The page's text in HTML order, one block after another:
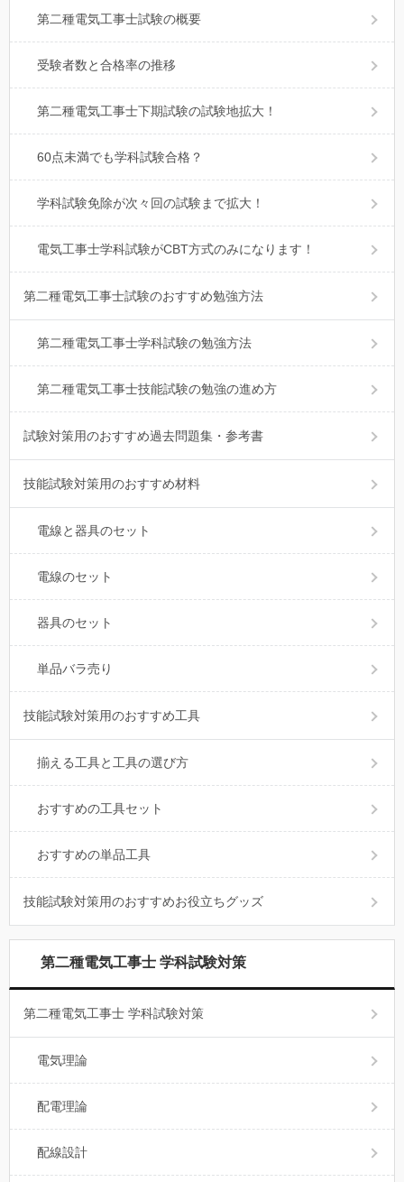
第二種電気工事士試験の概要
受験者数と合格率の推移
第二種電気工事士下期試験の試験地拡大！
60点未満でも学科試験合格？
学科試験免除が次々回の試験まで拡大！
電気工事士学科試験がCBT方式のみになります！
第二種電気工事士試験のおすすめ勉強方法
第二種電気工事士学科試験の勉強方法
第二種電気工事士技能試験の勉強の進め方
試験対策用のおすすめ過去問題集・参考書
技能試験対策用のおすすめ材料
電線と器具のセット
電線のセット
器具のセット
単品バラ売り
技能試験対策用のおすすめ工具
揃える工具と工具の選び方
おすすめの工具セット
おすすめの単品工具
技能試験対策用のおすすめお役立ちグッズ
第二種電気工事士 学科試験対策
第二種電気工事士 学科試験対策
電気理論
配電理論
配線設計